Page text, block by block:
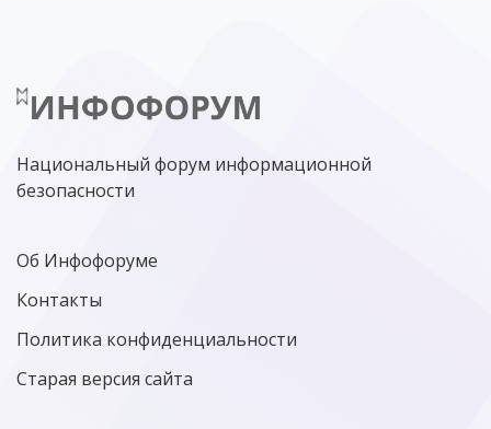
МИНЦИФРЫ РОССИИ NGFW
Национальный форум информационной
безопасности
Об Инфофоруме
Контакты
Политика конфиденциальности
Старая версия сайта